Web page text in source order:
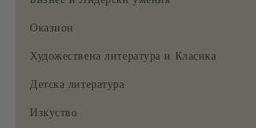
Оказион
Художествена литература и Класика
Детска литература
Изкуство